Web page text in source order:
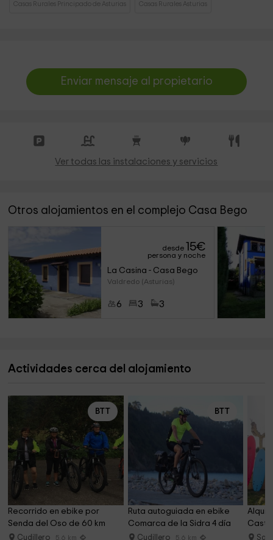
Casas Rurales Principado de Asturias Casas Rurales Asturias
Enviar mensaje al propietario
Ver todas las instalaciones y servicios
Otros alojamientos en el complejo Casa Bego
desde 15€
persona y noche
La Casina - Casa Bego
Valdredo (Asturias)
6 3 3
Actividades cerca del alojamiento
BTT
Recorrido en ebike por
Senda del Oso de 60 km
Cudillero 5.6 km
BTT
Ruta autoguiada en ebike
Comarca de la Sidra 4 día
Cudillero 5.6 km